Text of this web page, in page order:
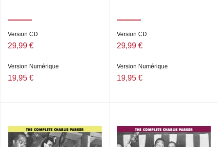
CHARLIE PARKER
Christy’s Restaurant, Framingham,
8. SCRAPPLE FROM THE APPLE 15’16
Version CD
29,99 €
Version Numérique
19,95 €
Version CD
29,99 €
Version Numérique
19,95 €